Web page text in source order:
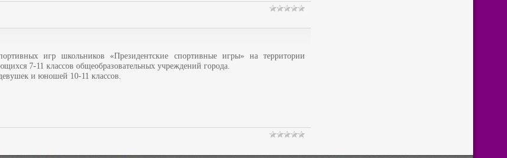
игр школьников «Президентские спортивные игры» на территории
7-11 классов общеобразовательных учреждений города.
и юношей 10-11 классов.